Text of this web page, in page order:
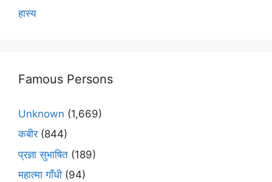
हास्य
Famous Persons
Unknown (1,669)
कबीर(844)
प्रज्ञा सुभाषित (189)
महात्मा गाँधी (94)